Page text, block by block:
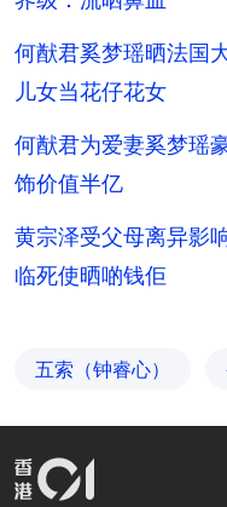
何猷君奚梦瑶晒法国
儿女当花仔花女
何猷君为爱妻奚梦瑶
饰价值半亿
黄宗泽受父母离异影
临死使晒啲钱佢
五索（钟睿心）